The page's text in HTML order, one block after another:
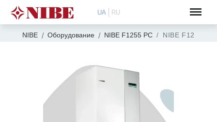
UA RU
NIBE Оборудование NIBE F1255 PC NIBE F1255 R